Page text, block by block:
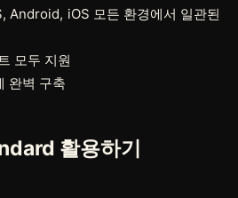
Android, iOS 모든 환경에서 일관된
모두 지원
완벽 구축
활용하기